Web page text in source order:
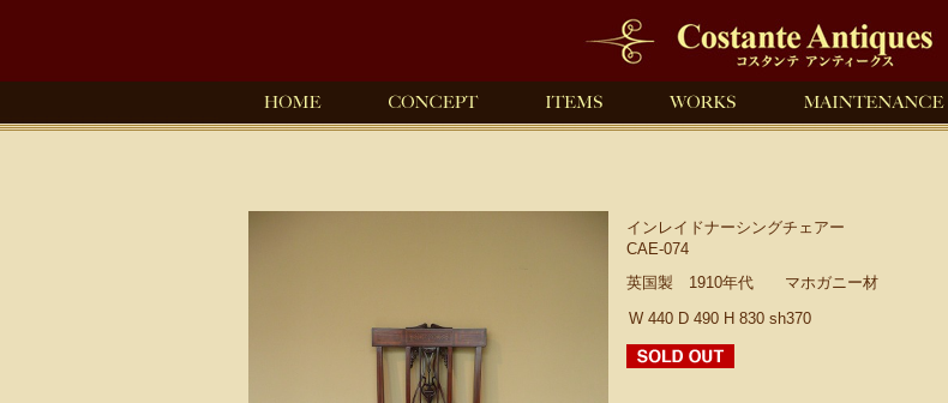
インレイドナーシングチェアー
CAE-074
英国製 1910年代 マホガニー材
W 440 D 490 H 830 sh370